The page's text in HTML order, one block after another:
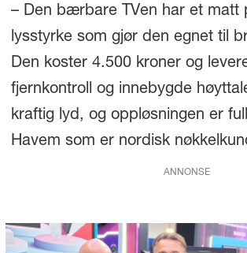
– Den bærbare TVen har et matt
lysstyrke som gjør den egnet til
Den koster 4.500 kroner og
fjernkontroll og innebygde
kraftig lyd, og oppløsningen er
Havem som er nordisk
ANNONSE